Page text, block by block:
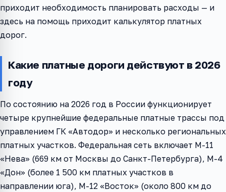
приходит необходимость планировать расходы — и
здесь на помощь приходит калькулятор платных
дорог.
Какие платные дороги действуют в 2026
году
По состоянию на 2026 год в России функционирует
четыре крупнейшие федеральные платные трассы под
управлением ГК «Автодор» и несколько региональных
платных участков. Федеральная сеть включает М-11
«Нева» (669 км от Москвы до Санкт-Петербурга), М-4
«Дон» (более 1 500 км платных участков в
направлении юга), М-12 «Восток» (около 800 км до